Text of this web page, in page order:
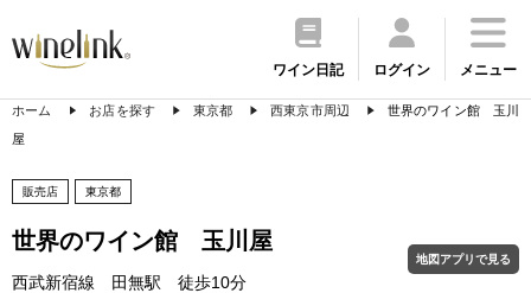
ワイン日記 ログイン メニュー
ホーム お店を探す 東京都 西東京市周辺
世界のワイン館 玉川
屋
販売店 東京都
世界のワイン館 玉川屋
西武新宿線 田無駅 徒歩10分
地図アプリで見る